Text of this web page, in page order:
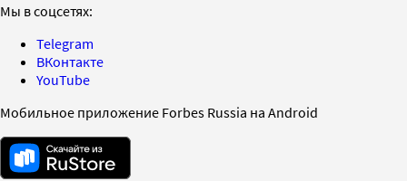
Мы в соцсетях:
Telegram
ВКонтакте
YouTube
Мобильное приложение Forbes Russia на Android